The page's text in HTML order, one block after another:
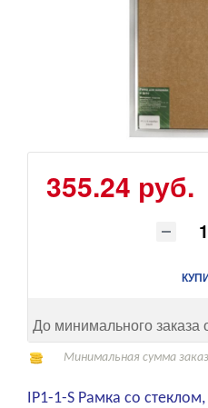
355.24 руб.
До минимального заказа
Минимальная сумма
IP1-1-S Рамка со